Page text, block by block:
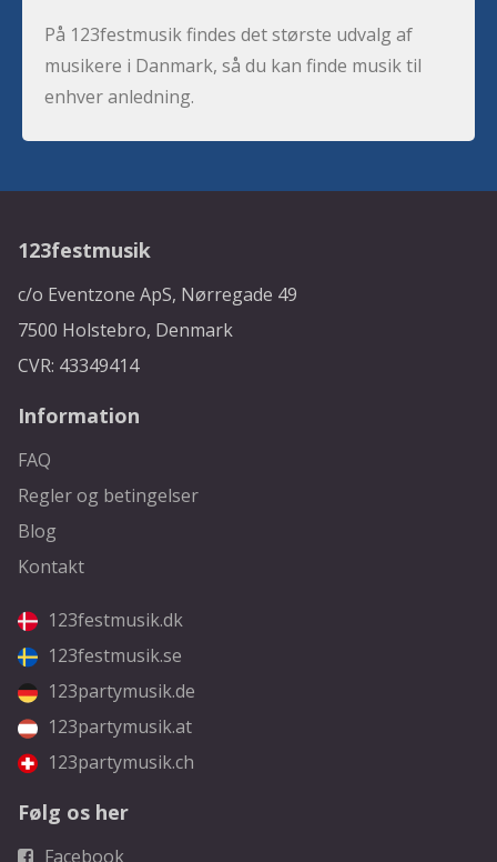
På 123festmusik findes det største udvalg af
musikere i Danmark, så du kan finde musik til
enhver anledning.
123festmusik
c/o Eventzone ApS, Nørregade 49
7500 Holstebro, Denmark
CVR: 43349414
Information
FAQ
Regler og betingelser
Blog
Kontakt
123festmusik.dk
123festmusik.se
123partymusik.de
123partymusik.at
123partymusik.ch
Følg os her
Facebook